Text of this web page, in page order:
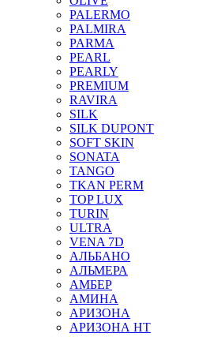
PALERMO
PALMIRA
PARMA
PEARL
PEARLY
PREMIUM
RAVIRA
SILK
SILK DUPONT
SOFT SKIN
SONATA
TANGO
TKAN PERM
TOP LUX
TURIN
ULTRA
VENA 7D
АЛЬБАНО
АЛЬМЕРА
АМБЕР
АМИНА
АРИЗОНА
АРИЗОНА НТ